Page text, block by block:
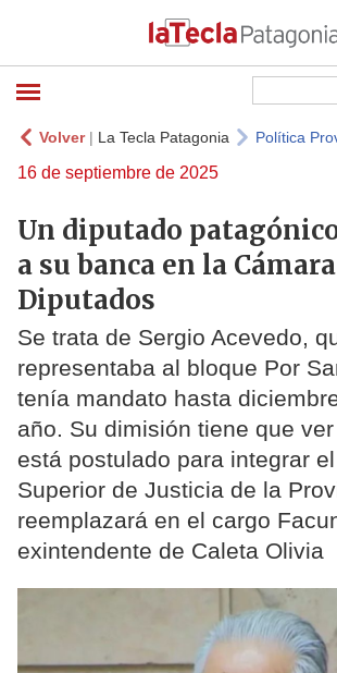
Volver| La Tecla Patagonia Política
16 de septiembre de 2025
Un diputado
a su banca en la
Diputados
Se trata de Sergio Acevedo,
representaba al bloque Por
tenía mandato hasta
año. Su dimisión tiene que
está postulado para integrar
Superior de Justicia de la
reemplazará en el cargo
exintendente de Caleta Olivia